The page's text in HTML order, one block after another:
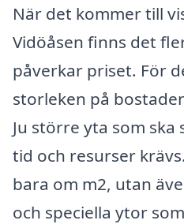
När det kommer till
Vidöåsen finns det
påverkar priset. För
storleken på
Ju större yta som
tid och resurser
bara om m2, utan
och speciella ytor